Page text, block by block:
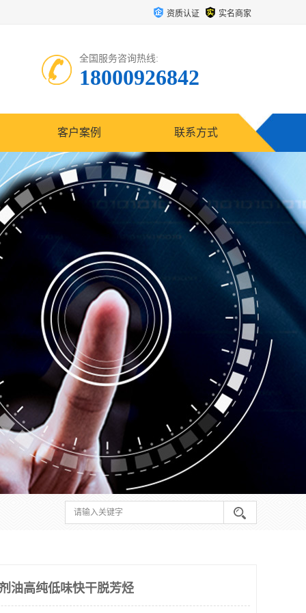
资质认证 实名商家
全国服务咨询热线:
18000926842
客户案例 联系方式
油高纯低味快干脱芳烃